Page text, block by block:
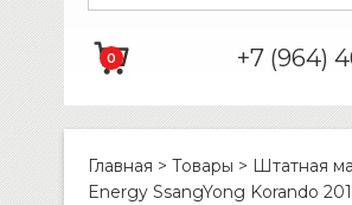
0 +7 (964)
Главная > Товары > Штатная
Energy SsangYong Korando